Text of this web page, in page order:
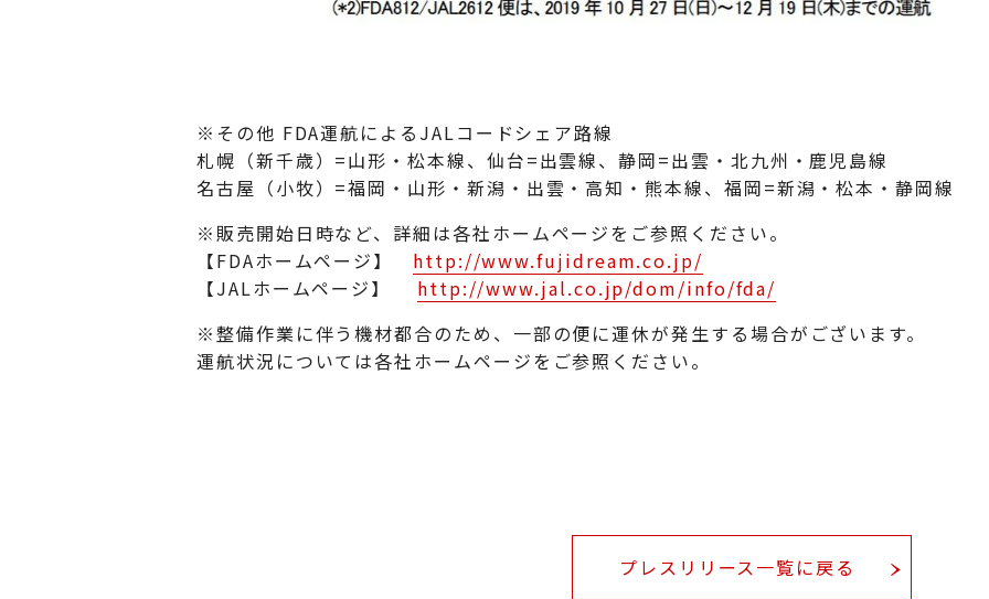
※その他 FDA運航によるJALコードシェア路線
札幌（新千歳）=山形・松本線、仙台=出雲線、静岡=出雲・北九州・鹿児島線
名古屋（小牧）=福岡・山形・新潟・出雲・高知・熊本線、福岡=新潟・松本・静岡線
※販売開始日時など、詳細は各社ホームページをご参照ください。
【FDAホームページ】 http://www.fujidream.co.jp/
【JALホームページ】 http://www.jal.co.jp/dom/info/fda/
※整備作業に伴う機材都合のため、一部の便に運休が発生する場合がございます。
運航状況については各社ホームページをご参照ください。
プレスリリース一覧に戻る